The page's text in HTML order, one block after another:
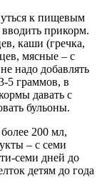
к пищевым
прикорм.
каши (гречка,
мясные – с
надо добавлять
5 граммов, в
давать с
бульоны.
200 мл,
– с семи
семи дней до
детям до года